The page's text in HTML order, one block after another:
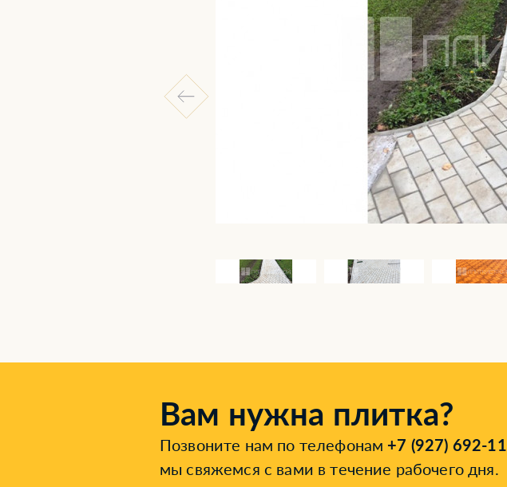
Вам нужна плитка?
Позвоните нам по телефонам +7 (927) 692-
мы свяжемся с вами в течение рабочего дня.